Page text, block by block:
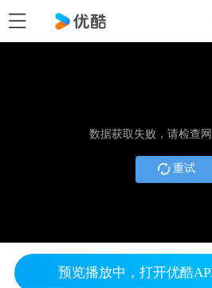
数据获取失败，请检查
重试
预览播放中，打开优酷